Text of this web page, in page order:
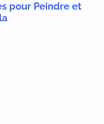
pour Peindre et